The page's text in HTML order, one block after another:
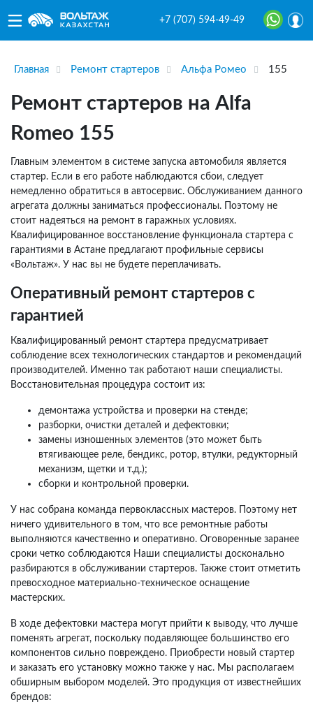
+7 (707) 594-49-49
Главная Ремонт стартеров Альфа Ромео 155
Ремонт стартеров на Alfa
Romeo 155
Главным элементом в системе запуска автомобиля является
стартер. Если в его работе наблюдаются сбои, следует
немедленно обратиться в автосервис. Обслуживанием данного
агрегата должны заниматься профессионалы. Поэтому не
стоит надеяться на ремонт в гаражных условиях.
Квалифицированное восстановление функционала стартера с
гарантиями в Астане предлагают профильные сервисы
«Вольтаж». У нас вы не будете переплачивать.
Оперативный ремонт стартеров с
гарантией
Квалифицированный ремонт стартера предусматривает
соблюдение всех технологических стандартов и рекомендаций
производителей. Именно так работают наши специалисты.
Восстановительная процедура состоит из:
демонтажа устройства и проверки на стенде;
разборки, очистки деталей и дефектовки;
замены изношенных элементов (это может быть
втягивающее реле, бендикс, ротор, втулки, редукторный
механизм, щетки и т.д.);
сборки и контрольной проверки.
У нас собрана команда первоклассных мастеров. Поэтому нет
ничего удивительного в том, что все ремонтные работы
выполняются качественно и оперативно. Оговоренные заранее
сроки четко соблюдаются Наши специалисты досконально
разбираются в обслуживании стартеров. Также стоит отметить
превосходное материально-техническое оснащение
мастерских.
В ходе дефектовки мастера могут прийти к выводу, что лучше
поменять агрегат, поскольку подавляющее большинство его
компонентов сильно повреждено. Приобрести новый стартер
и заказать его установку можно также у нас. Мы располагаем
обширным выбором моделей. Это продукция от известнейших
брендов: